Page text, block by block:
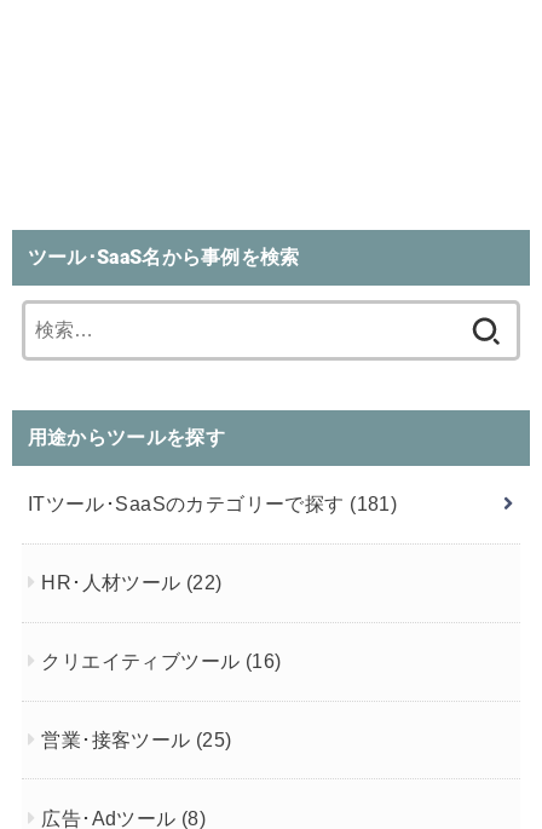
ツール･SaaS名から事例を検索
索:
用途からツールを探す
ITツール･SaaSのカテゴリーで探す (181)
HR･人材ツール (22)
クリエイティブツール (16)
営業･接客ツール (25)
広告･Adツール (8)